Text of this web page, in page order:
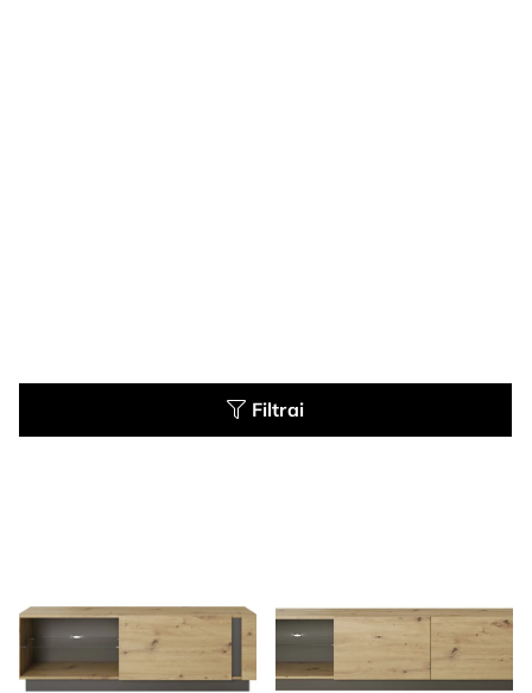
Filtrai